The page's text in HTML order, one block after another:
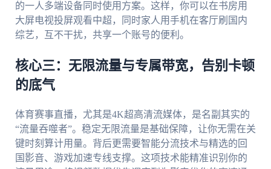
的一人多端设备同时使用方案。这样，你可以在书房用
大屏电视投屏观看中超，同时家人用手机在客厅刷国内
综艺，互不干扰，共享一个账号的便利。
核心三：无限流量与专属带宽，告别卡顿
的底气
体育赛事直播，尤其是4K超高清流媒体，是名副其实的
“流量吞噬者”。稳定无限流量是基础保障，让你无需在关
键时刻算计用量。背后更需要智能分流技术与精选的回
国影音、游戏加速专线支撑。这项技术能精准识别你的